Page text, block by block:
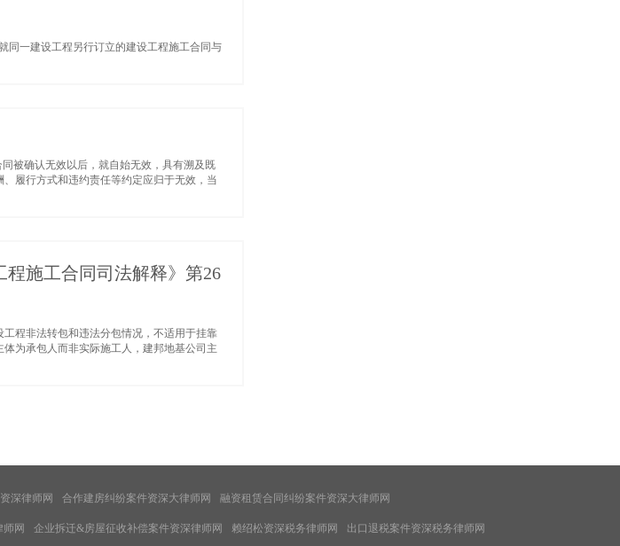
同一建设工程另行订立的建设工程施工合同与
被确认无效以后，就自始无效，具有溯及既
履行方式和违约责任等约定应归于无效，当
施工合同司法解释》第26
程非法转包和违法分包情况，不适用于挂靠
为承包人而非实际施工人，建邦地基公司主
深律师网 合作建房纠纷案件资深大律师网 融资租赁合同纠纷案件资深大律师网
网 企业拆迁&房屋征收补偿案件资深律师网 赖绍松资深税务律师网 出口退税案件资深税务律师网